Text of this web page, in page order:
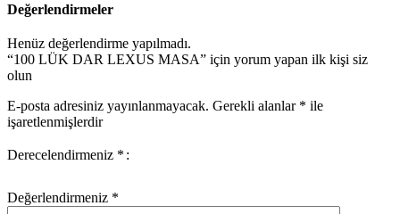
Değerlendirmeler
Henüz değerlendirme yapılmadı.
“100 LÜK DAR LEXUS MASA” için yorum yapan ilk kişi siz
olun
E-posta adresiniz yayınlanmayacak. Gerekli alanlar * ile
işaretlenmişlerdir
Derecelendirmeniz *
Değerlendirmeniz *